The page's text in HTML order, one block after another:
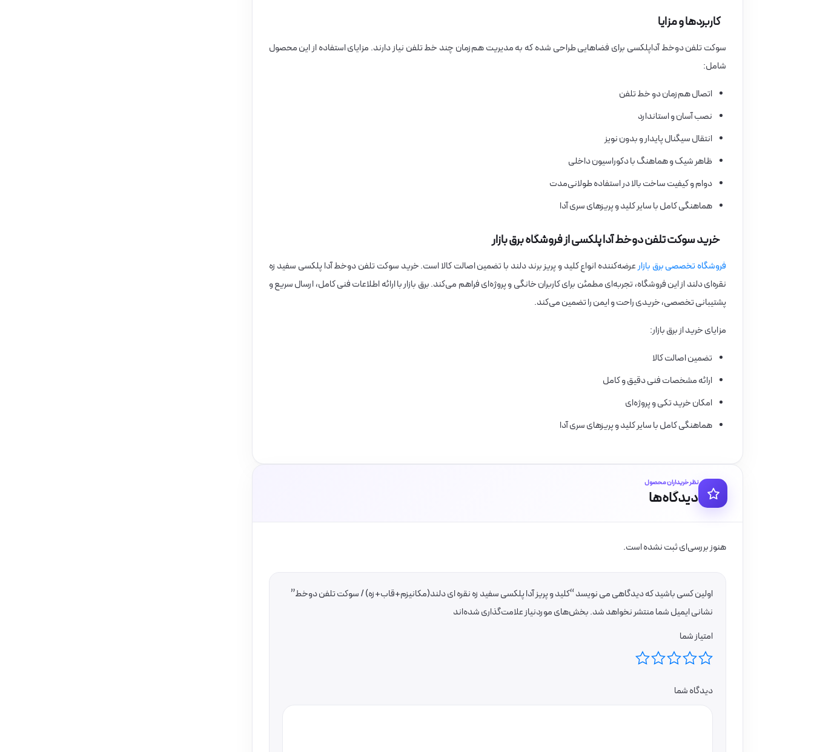
کاربردها و مزایا
سوکت تلفن دوخط آداپلکسی برای فضاهایی طراحی شده که به مدیریت هم‌زمان چند خط تلفن نیاز دارند. مزایای استفاده از این محصول
شامل:
اتصال هم‌زمان دو خط تلفن
نصب آسان و استاندارد
انتقال سیگنال پایدار و بدون نویز
ظاهر شیک و هماهنگ با دکوراسیون داخلی
دوام و کیفیت ساخت بالا در استفاده طولانی‌مدت
هماهنگی کامل با سایر کلید و پریزهای سری آدا
خرید سوکت تلفن دوخط آدا پلکسی از فروشگاه برق بازار
فروشگاه تخصصی برق بازارعرضه‌کننده انواع کلید و پریز برند دلند با تضمین اصالت کالا است. خرید سوکت تلفن دوخط آدا پلکسی سفید زه
نقره‌ای دلند از این فروشگاه، تجربه‌ای مطمئن برای کاربران خانگی و پروژه‌ای فراهم می‌کند. برق بازار با ارائه اطلاعات فنی کامل، ارسال سریع و
پشتیبانی تخصصی، خریدی راحت و ایمن را تضمین می‌کند.
مزایای خرید از برق بازار:
تضمین اصالت کالا
ارائه مشخصات فنی دقیق و کامل
امکان خرید تکی و پروژه‌ای
هماهنگی کامل با سایر کلید و پریزهای سری آدا
نظر خریداران محصول
دیدگاه‌ها
هنوز بررسی‌ای ثبت نشده است.
اولین کسی باشید که دیدگاهی می نویسد “کلید و پریز آدا پلکسی سفید زه نقره ای دلند(مکانیزم+قاب+زه) / سوکت تلفن دوخط”
نشانی ایمیل شما منتشر نخواهد شد.بخش‌های موردنیاز علامت‌گذاری شده‌اند
امتیاز شما
دیدگاه شما